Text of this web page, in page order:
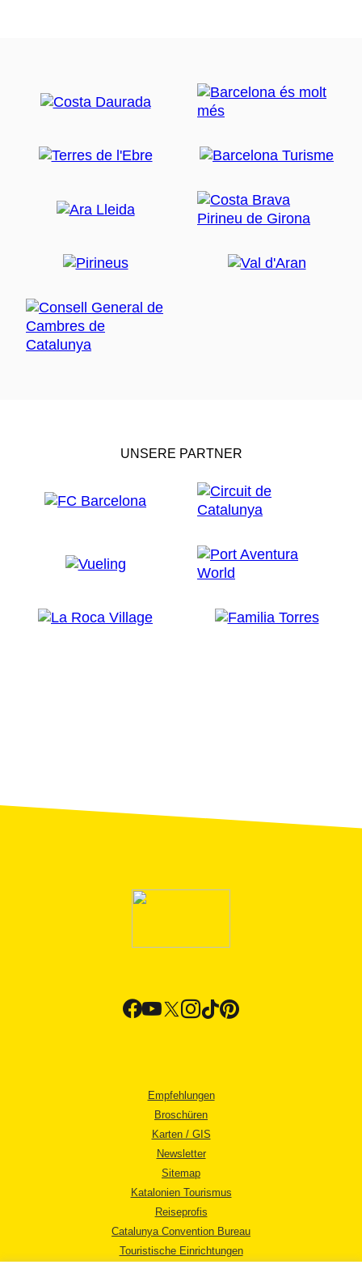
UNSERE PARTNER
Empfehlungen
Broschüren
Karten / GIS
Newsletter
Sitemap
Katalonien Tourismus
Reiseprofis
Catalunya Convention Bureau
Touristische Einrichtungen